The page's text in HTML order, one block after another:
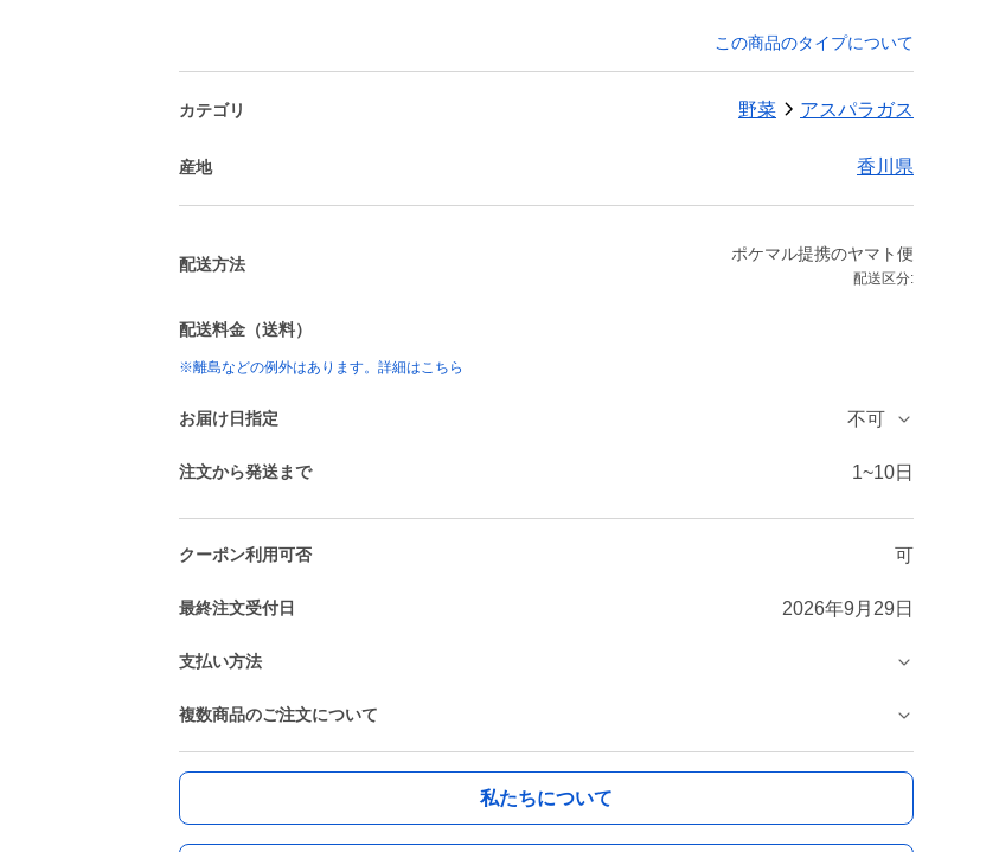
この商品のタイプについて
カテゴリ 野菜 アスパラガス
産地 香川県
配送方法
ポケマル提携のヤマト便
配送区分:
配送料金（送料）
※離島などの例外はあります。詳細はこちら
お届け日指定 不可
注文から発送まで 1~10日
クーポン利用可否 可
最終注文受付日 2026年9月29日
支払い方法
複数商品のご注文について
私たちについて